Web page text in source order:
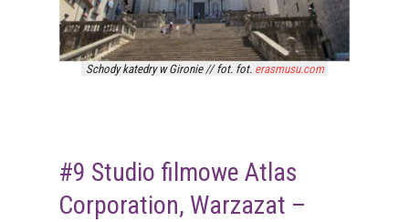
Schody katedry w Gironie // fot. fot. erasmusu.com
#9 Studio filmowe Atlas
Corporation, Warzazat –